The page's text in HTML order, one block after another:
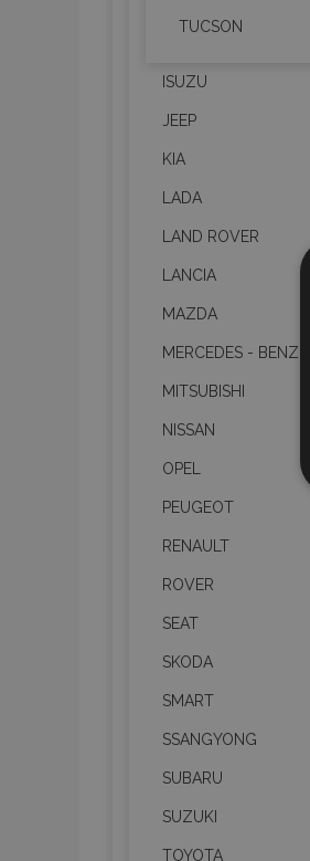
TUCSON
ISUZU
JEEP
KIA
LADA
LAND ROVER
LANCIA
MAZDA
MERCEDES - BENZ
MITSUBISHI
NISSAN
OPEL
PEUGEOT
RENAULT
ROVER
SEAT
SKODA
SMART
SSANGYONG
SUBARU
SUZUKI
TOYOTA